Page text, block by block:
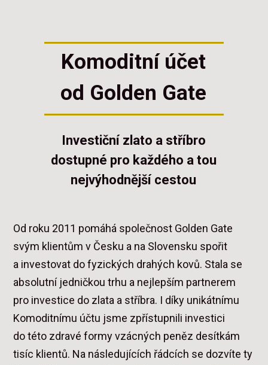
Komoditní účet
od Golden Gate
Investiční zlato a stříbro
dostupné pro každého a tou
nejvýhodnější cestou
Od roku 2011 pomáhá společnost Golden Gate
svým klientům v Česku a na Slovensku spořit
a investovat do fyzických drahých kovů. Stala se
absolutní jedničkou trhu a nejlepším partnerem
pro investice do zlata a stříbra. I díky unikátnímu
Komoditnímu účtu jsme zpřístupnili investici
do této zdravé formy vzácných peněz desítkám
tisíc klientů. Na následujících řádcích se dozvíte ty